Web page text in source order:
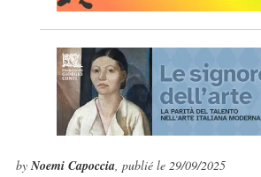
byNoemi Capoccia, publié le 29/09/2025